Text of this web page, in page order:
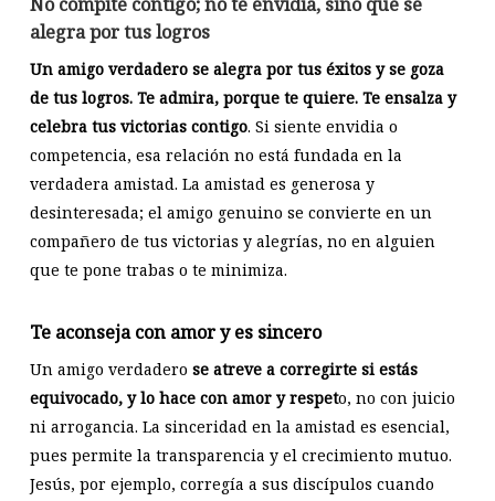
No compite contigo; no te envidia, sino que se
alegra por tus logros
Un amigo verdadero se alegra por tus éxitos y se goza
de tus logros. Te admira, porque te quiere. Te ensalza y
celebra tus victorias contigo. Si siente envidia o
competencia, esa relación no está fundada en la
verdadera amistad. La amistad es generosa y
desinteresada; el amigo genuino se convierte en un
compañero de tus victorias y alegrías, no en alguien
que te pone trabas o te minimiza.
Te aconseja con amor y es sincero
Un amigo verdadero se atreve a corregirte si estás
equivocado, y lo hace con amor y respeto, no con juicio
ni arrogancia. La sinceridad en la amistad es esencial,
pues permite la transparencia y el crecimiento mutuo.
Jesús, por ejemplo, corregía a sus discípulos cuando